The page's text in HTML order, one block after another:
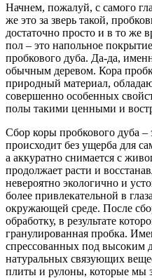
Начнем, пожалуй, с самого
же это за зверь такой,
достаточно просто и в то же
пол – это напольное
пробкового дуба. Да-да,
обычным деревом. Кора
природный материал,
совершенно особенных
полы такими ценными и
Сбор коры пробкового дуба
происходит без ущерба для
а аккуратно снимается с
продолжает расти и
невероятно экологично и
более привлекательной в
окружающей среде. После
обработку, в результате
гранулированная пробка.
спрессованных под высоким
натуральных связующих
плиты и рулоны, которые мы